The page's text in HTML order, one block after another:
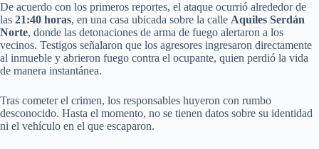
De acuerdo con los primeros reportes, el ataque ocurrió alrededor de
las 21:40 horas, en una casa ubicada sobre la calle Aquiles Serdán
Norte, donde las detonaciones de arma de fuego alertaron a los
vecinos. Testigos señalaron que los agresores ingresaron directamente
al inmueble y abrieron fuego contra el ocupante, quien perdió la vida
de manera instantánea.
Tras cometer el crimen, los responsables huyeron con rumbo
desconocido. Hasta el momento, no se tienen datos sobre su identidad
ni el vehículo en el que escaparon.